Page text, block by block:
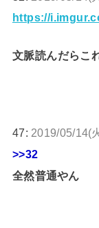
https://
文脈読んだらこ
47: 2019/05/14(
>>32
全然普通やん